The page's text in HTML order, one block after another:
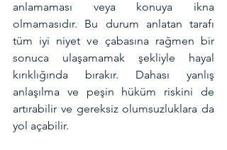
anlamaması veya konuya ikna
olmamasıdır. Bu durum anlatan tarafı
tüm iyi niyet ve çabasına rağmen bir
sonuca ulaşamamak şekliyle hayal
kırıklığında bırakır. Dahası yanlış
anlaşılma ve peşin hüküm riskini de
artırabilir ve gereksiz olumsuzluklara da
yol açabilir.